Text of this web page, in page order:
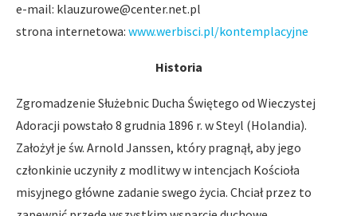
e-mail: klauzurowe@center.net.pl
strona internetowa: www.werbisci.pl/kontemplacyjne
Historia
Zgromadzenie Służebnic Ducha Świętego od Wieczystej
Adoracji powstało 8 grudnia 1896 r. w Steyl (Holandia).
Założył je św. Arnold Janssen, który pragnął, aby jego
członkinie uczyniły z modlitwy w intencjach Kościoła
misyjnego główne zadanie swego życia. Chciał przez to